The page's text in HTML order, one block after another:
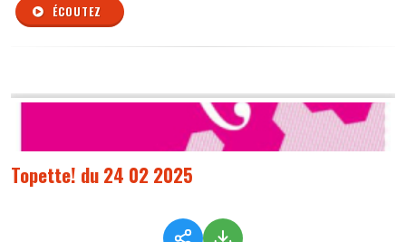
ÉCOUTEZ
Topette! du 24 02 2025